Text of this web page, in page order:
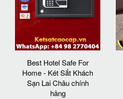
Best Hotel Safe For
Home - Két Sắt Khách
Sạn Lai Châu chính
hãng